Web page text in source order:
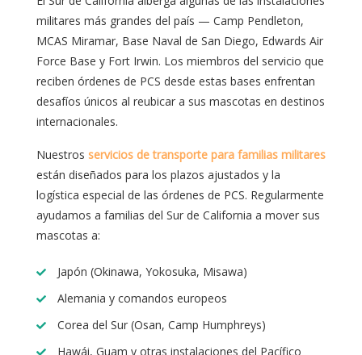
militares más grandes del país — Camp Pendleton,
MCAS Miramar, Base Naval de San Diego, Edwards Air
Force Base y Fort Irwin. Los miembros del servicio que
reciben órdenes de PCS desde estas bases enfrentan
desafíos únicos al reubicar a sus mascotas en destinos
internacionales.
Nuestros servicios de transporte para familias militares
están diseñados para los plazos ajustados y la
logística especial de las órdenes de PCS. Regularmente
ayudamos a familias del Sur de California a mover sus
mascotas a:
Japón (Okinawa, Yokosuka, Misawa)
Alemania y comandos europeos
Corea del Sur (Osan, Camp Humphreys)
Hawái, Guam y otras instalaciones del Pacífico